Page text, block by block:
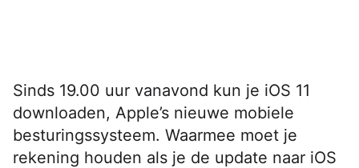
Sinds 19.00 uur vanavond kun je iOS 11
downloaden, Apple’s nieuwe mobiele
besturingssysteem. Waarmee moet je
rekening houden als je de update naar iOS